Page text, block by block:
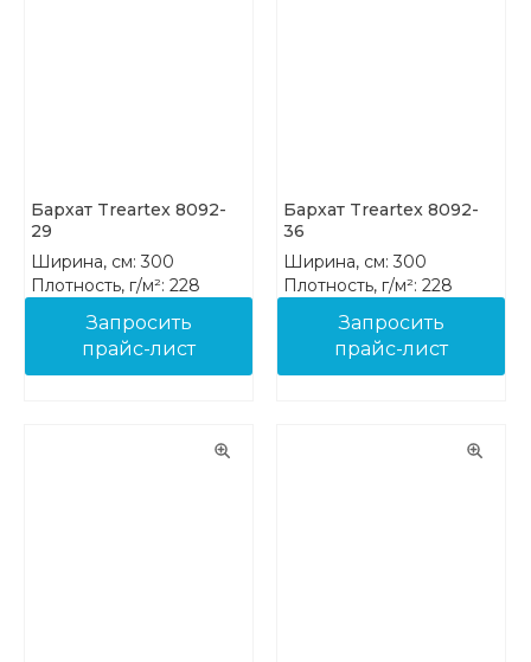
Бархат Treartex 8092-
29
Ширина, см: 300
Плотность, г/м²: 228
Запросить
прайс-лист
Бархат Treartex 8092-
36
Ширина, см: 300
Плотность, г/м²: 228
Запросить
прайс-лист